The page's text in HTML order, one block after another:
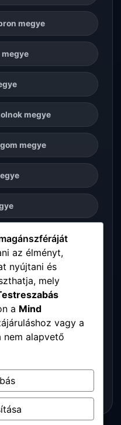
megye
megye
megye
Bereg megye
az élményt,
nyújtani és
mely
a Mind
vagy a
nem alapvető